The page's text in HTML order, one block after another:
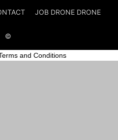
JOB DRONE DRONE
©
and Conditions